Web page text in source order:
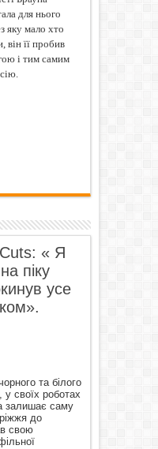
для нього
яку мало хто
він її пробив
і тим самим
« Я
піку
усе
та білого
своїх роботах
залишає саму
до
свою